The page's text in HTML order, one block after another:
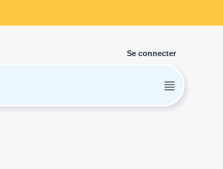
Se connecter